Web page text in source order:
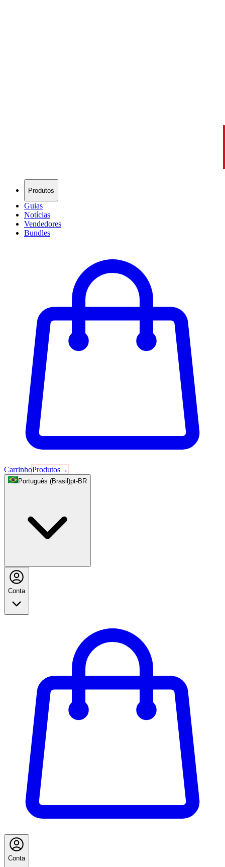
Produtos
Guias
Notícias
Vendedores
Bundles
CarrinhoProdutos→
Português (Brasil)pt-BR
Conta
Conta